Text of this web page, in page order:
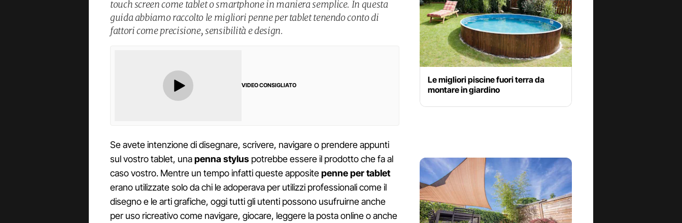
touch screen come tablet o smartphone in maniera semplice. In questa
guida abbiamo raccolto le migliori penne per tablet tenendo conto di
fattori come precisione, sensibilità e design.
VIDEO CONSIGLIATO
Se avete intenzione di disegnare, scrivere, navigare o prendere appunti
sul vostro tablet, unapenna stylus potrebbe essere il prodotto che fa al
caso vostro. Mentre un tempo infatti queste appositepenne per tablet
erano utilizzate solo da chi le adoperava per utilizzi professionali come il
disegno e le arti grafiche, oggi tutti gli utenti possono usufruirne anche
per uso ricreativo come navigare, giocare, leggere la posta online o anche
Le migliori piscine fuori terra da
montare in giardino